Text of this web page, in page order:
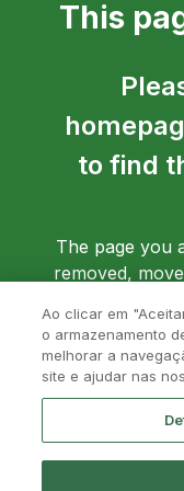
This
to find
The page you
removed,
Ao clicar em
o armazenamento
melhorar a
site e ajudar nas